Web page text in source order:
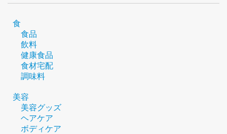
食
食品
飲料
健康食品
食材宅配
調味料
美容
美容グッズ
ヘアケア
ボディケア